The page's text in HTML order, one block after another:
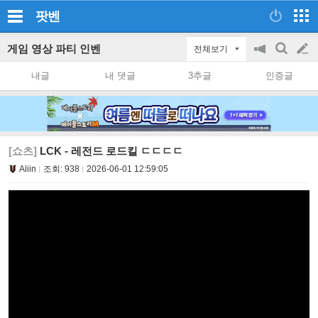
팟벤
게임 영상 파티 인벤 전체보기
공
on/off
검
색
글
쓰
내글 내 댓글 3추글 인증글
[쇼츠] LCK - 레전드 로드킬 ㄷㄷㄷㄷ
Aliin 조회: 938 2026-06-01 12:59:05